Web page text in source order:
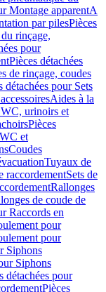
Montage apparentA
par pilesPièces
rinçage,
pour
Pièces détachées
de rinçage, coudes
détachées pour Sets
Aides à la
urinoirs et
Pièces
et
Coudes
Tuyaux de
raccordementSets de
Rallonges
de coude de
Raccords en
pour
pour
Siphons
Siphons
détachées pour
Pièces